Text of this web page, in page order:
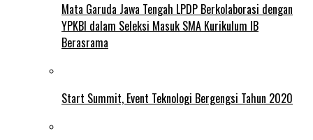
Mata Garuda Jawa Tengah LPDP Berkolaborasi dengan
YPKBI dalam Seleksi Masuk SMA Kurikulum IB
Berasrama
Start Summit, Event Teknologi Bergengsi Tahun 2020